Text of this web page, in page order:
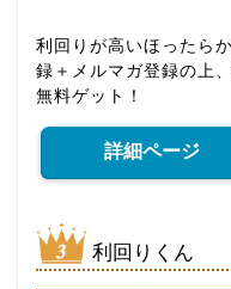
利回りが高いほったら
録＋メルマガ登録の上
無料ゲット！
詳細ページ
利回りくん